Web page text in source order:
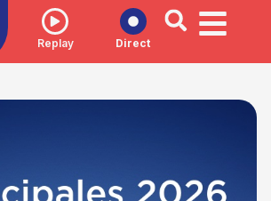
Replay Direct